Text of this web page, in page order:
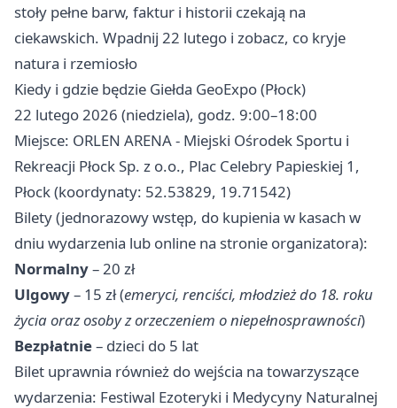
stoły pełne barw, faktur i historii czekają na
ciekawskich. Wpadnij 22 lutego i zobacz, co kryje
natura i rzemiosło
Kiedy i gdzie będzie Giełda GeoExpo (Płock)
22 lutego 2026 (niedziela), godz. 9:00–18:00
Miejsce: ORLEN ARENA - Miejski Ośrodek Sportu i
Rekreacji Płock Sp. z o.o., Plac Celebry Papieskiej 1,
Płock (koordynaty: 52.53829, 19.71542)
Bilety (jednorazowy wstęp, do kupienia w kasach w
dniu wydarzenia lub online na stronie organizatora):
Normalny– 20 zł
Ulgowy– 15 zł (emeryci, renciści, młodzież do 18. roku
życia oraz osoby z orzeczeniem o niepełnosprawności)
Bezpłatnie– dzieci do 5 lat
Bilet uprawnia również do wejścia na towarzyszące
wydarzenia: Festiwal Ezoteryki i Medycyny Naturalnej